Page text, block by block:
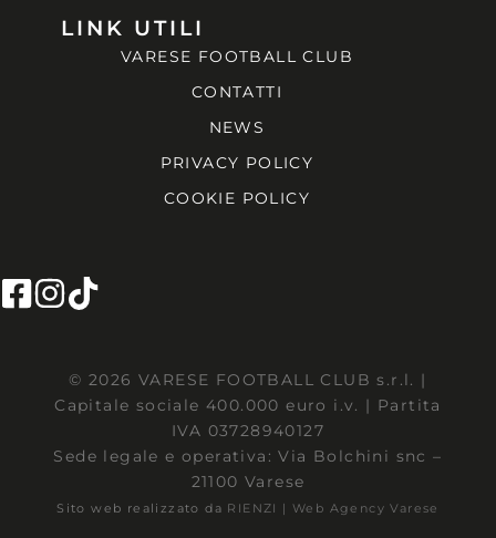
LINK UTILI
VARESE FOOTBALL CLUB
CONTATTI
NEWS
PRIVACY POLICY
COOKIE POLICY
© 2026 VARESE FOOTBALL CLUB s.r.l. |
Capitale sociale 400.000 euro i.v. | Partita
IVA 03728940127
Sede legale e operativa: Via Bolchini snc –
21100 Varese
Sito web realizzato da RIENZI | Web Agency Varese